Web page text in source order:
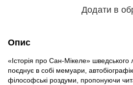
Додати в
Опис
«Історія про Сан-Мікеле» шведського
поєднує в собі мемуари,
філософські роздуми, пропонуючи